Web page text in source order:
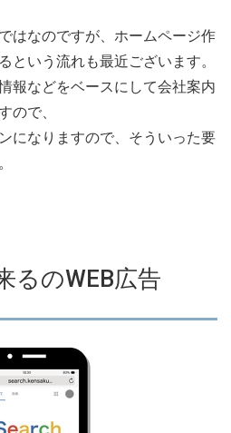
はなのですが、ホームページ作
という流れも最近ございます。
報などをベースにして会社案内
ので、
になりますので、そういった要
るのWEB広告